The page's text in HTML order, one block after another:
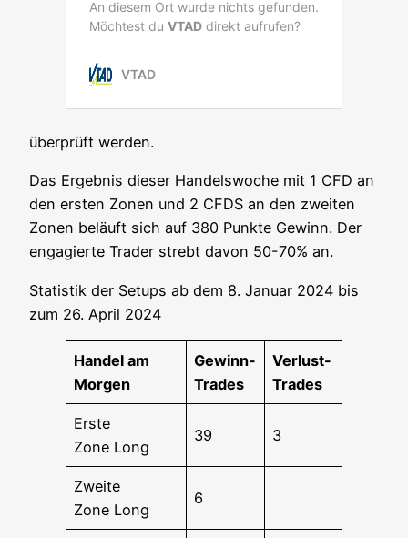
über­prüft werden.
Das Ergeb­nis die­ser Han­dels­wo­che mit 1 CFD an
den ers­ten Zonen und 2 CFDS an den zwei­ten
Zonen beläuft sich auf 380 Punk­te Gewinn. Der
enga­gier­te Trader strebt davon 50-70% an.
Sta­tis­tik der Set­ups ab dem 8. Janu­ar 2024 bis
zum 26. April 2024
Han­del am
Morgen
Gewinn-
Trades
Ver­lust-
Trades
Ers­te
Zone Long
39 3
Zwei­te
Zone Long
6